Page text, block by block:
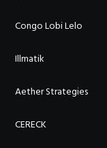
Congo Lobi Lelo
Illmatik
Aether Strategies
CERECK